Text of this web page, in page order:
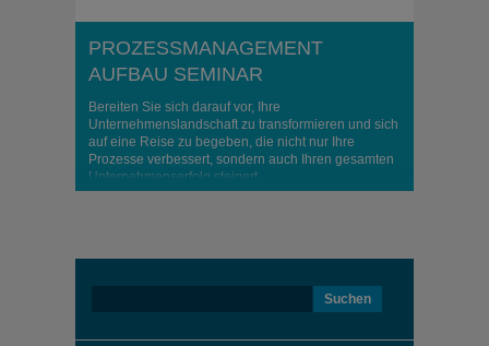
PROZESSMANAGEMENT
AUFBAU SEMINAR
Bereiten Sie sich darauf vor, Ihre
Unternehmenslandschaft zu transformieren und sich
auf eine Reise zu begeben, die nicht nur Ihre
Prozesse verbessert, sondern auch Ihren gesamten
Unternehmenserfolg steigert